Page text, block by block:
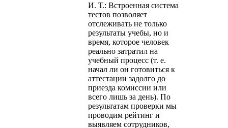
И. Т.: Встроенная система
тестов позволяет
отслеживать не только
результаты учебы, но и
время, которое человек
реально затратил на
учебный процесс (т. е.
начал ли он готовиться к
аттестации задолго до
приезда комиссии или
всего лишь за день). По
результатам проверки мы
проводим рейтинг и
выявляем сотрудников,